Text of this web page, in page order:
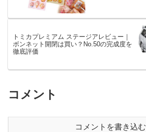
トミカプレミアム ステージアレビュー｜
ボンネット開閉は買い？No.50の完成度を
徹底評価
コメント
コメントを書き込む